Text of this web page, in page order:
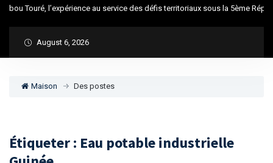
Touré, l’expérience au service des défis territoriaux sous la 5ème
August 6, 2026
Maison Des postes
Étiqueter : Eau potable industrielle